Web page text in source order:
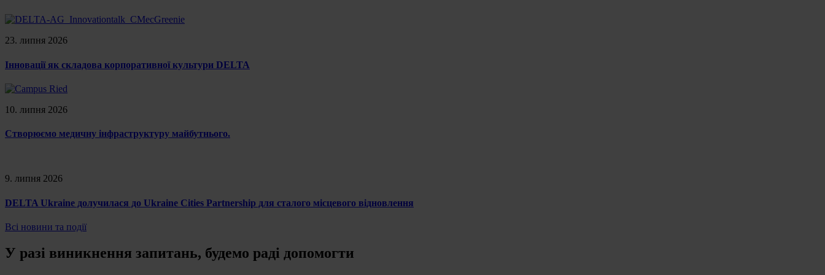
23. липня 2026
Інновації як складова корпоративної культури DELTA
10. липня 2026
Створюємо медичну інфраструктуру майбутнього.
9. липня 2026
DELTA Ukraine долучилася до Ukraine Cities Partnership для сталого місцевого відновлення
Всі новини та події
У разі виникнення запитань, будемо раді допомогти